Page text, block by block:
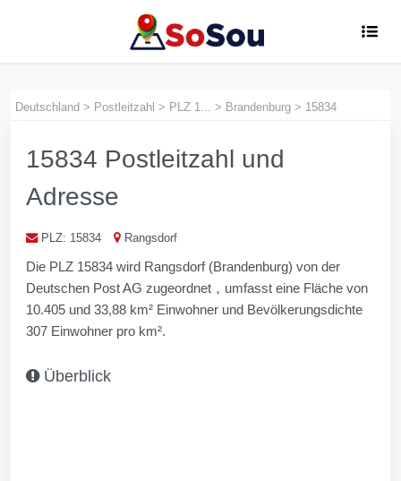
Deutschland > Postleitzahl > PLZ 1... > Brandenburg > 15834
15834 Postleitzahl und
Adresse
PLZ: 15834 Rangsdorf
Die PLZ 15834 wird Rangsdorf (Brandenburg) von der
Deutschen Post AG zugeordnet，umfasst eine Fläche von
10.405 und 33,88 km² Einwohner und Bevölkerungs­dichte
307 Einwohner pro km².
Überblick